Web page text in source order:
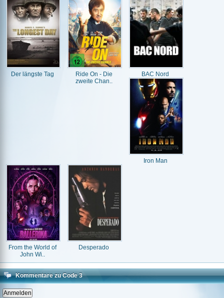
Der längste Tag
Ride On - Die
zweite Chan..
BAC Nord
Iron Man
From the World of
John Wi..
Desperado
Kommentare zu Code 3